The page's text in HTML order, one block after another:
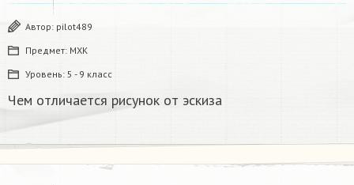
Автор: pilot489
Предмет: МХК
Уровень: 5 - 9 класс
Чем отличается рисунок от эскиза​